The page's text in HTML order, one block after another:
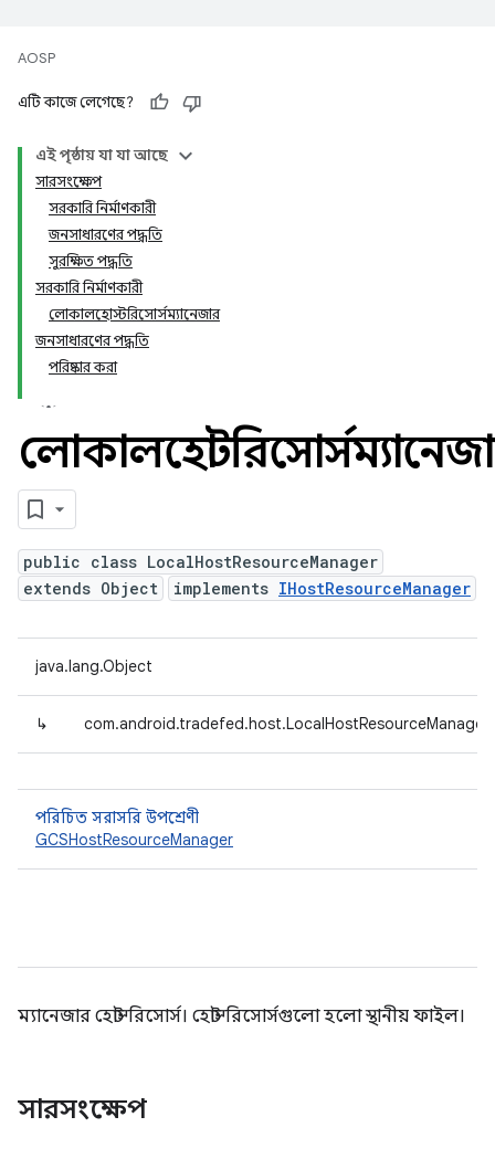
AOSP
এটি কাজে লেগেছে?
এই পৃষ্ঠায় যা যা আছে
সারসংক্ষেপ
সরকারি নির্মাণকারী
জনসাধারণের পদ্ধতি
সুরক্ষিত পদ্ধতি
সরকারি নির্মাণকারী
লোকালহোস্টরিসোর্সম্যানেজার
জনসাধারণের পদ্ধতি
পরিষ্কার করা
public class LocalHostResourceManager
extends Object
implements IHostResourceManager
java.lang.Object
↳ com.android.tradefed.host.LocalHostResourceManager
পরিচিত সরাসরি উপশ্রেণী
GCSHostResourceManager
ম্যানেজার হোস্ট রিসোর্স। হোস্ট রিসোর্সগুলো হলো স্থানীয় ফাইল।
সারসংক্ষেপ